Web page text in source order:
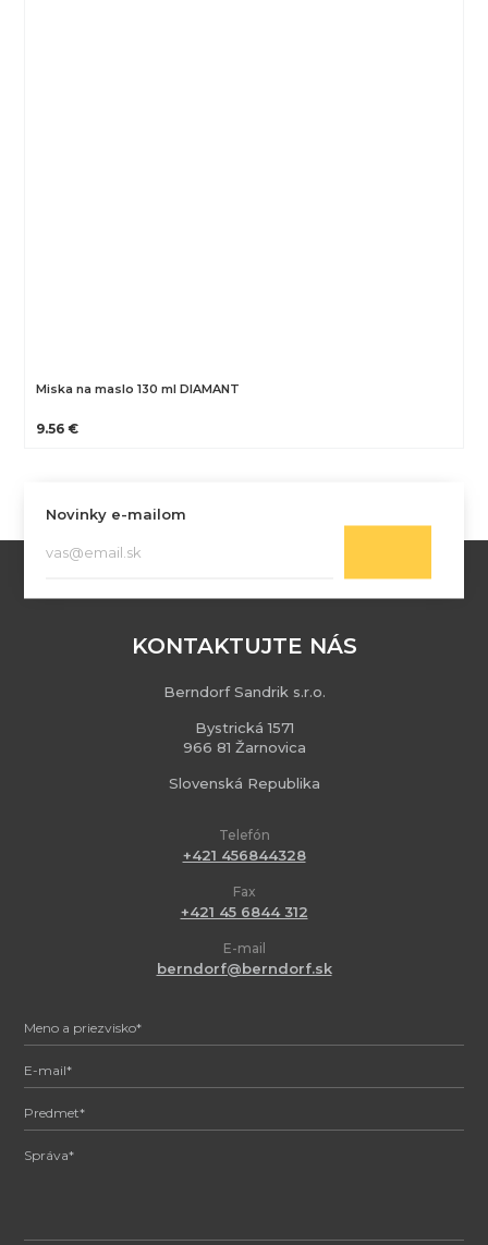
Miska na maslo 130 ml DIAMANT
9.56 €
Novinky e-mailom
KONTAKTUJTE NÁS
Berndorf Sandrik s.r.o.
Bystrická 1571
966 81 Žarnovica
Slovenská Republika
Telefón
+421 456844328
Fax
+421 45 6844 312
E-mail
berndorf@berndorf.sk